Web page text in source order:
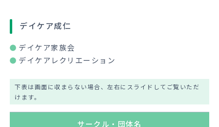
デイケア成仁
デイケア家族会
デイケアレクリエーション
下表は画面に収まらない場合、左右にスライドしてご覧いただ
けます。
サークル・団体名